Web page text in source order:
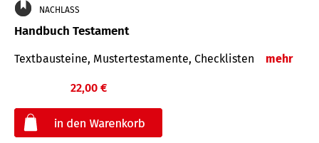
NACHLASS
Handbuch Testament
Textbausteine, Mustertestamente, Checklisten mehr
22,00 €